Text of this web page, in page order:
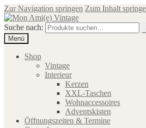
Zur Navigation springen Zum Inhalt
Suche nach:
Menü
Shop
Vintage
Interieur
Kerzen
XXL-Taschen
Wohnaccessoires
Adventskisten
Öffnungszeiten & Termine